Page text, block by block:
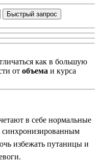
Быстрый запрос
как в большую
от объема и курса
в себе нормальные
синхронизированным
избежать путаницы и